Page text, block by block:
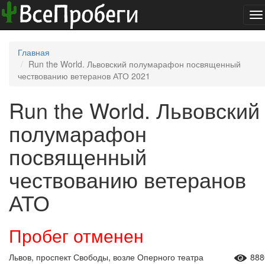
Главная
Run the World. Львовский полумарафон посвященный
чествованию ветеранов АТО 2021
Run the World. Львовский
полумарафон
посвященный
чествованию ветеранов
АТО
Пробег отменен
Львов, проспект Свободы, возле Оперного театра